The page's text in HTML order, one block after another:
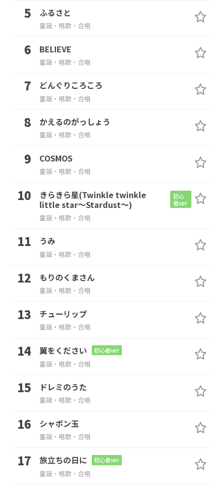
ふるさと
童謡・唱歌・合唱
BELIEVE
童謡・唱歌・合唱
どんぐりころころ
童謡・唱歌・合唱
かえるのがっしょう
童謡・唱歌・合唱
COSMOS
童謡・唱歌・合唱
きらきら星(Twinkle twinkle
little star～Stardust～)
初心
者ver
童謡・唱歌・合唱
うみ
童謡・唱歌・合唱
もりのくまさん
童謡・唱歌・合唱
チューリップ
童謡・唱歌・合唱
翼をください 初心者ver
童謡・唱歌・合唱
ドレミのうた
童謡・唱歌・合唱
シャボン玉
童謡・唱歌・合唱
旅立ちの日に 初心者ver
童謡・唱歌・合唱